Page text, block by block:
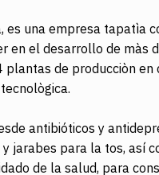
es una empresa tapatìa
en el desarrollo de màs
de producciòn
antibióticos y
jarabes para la tos, así
de la salud, para